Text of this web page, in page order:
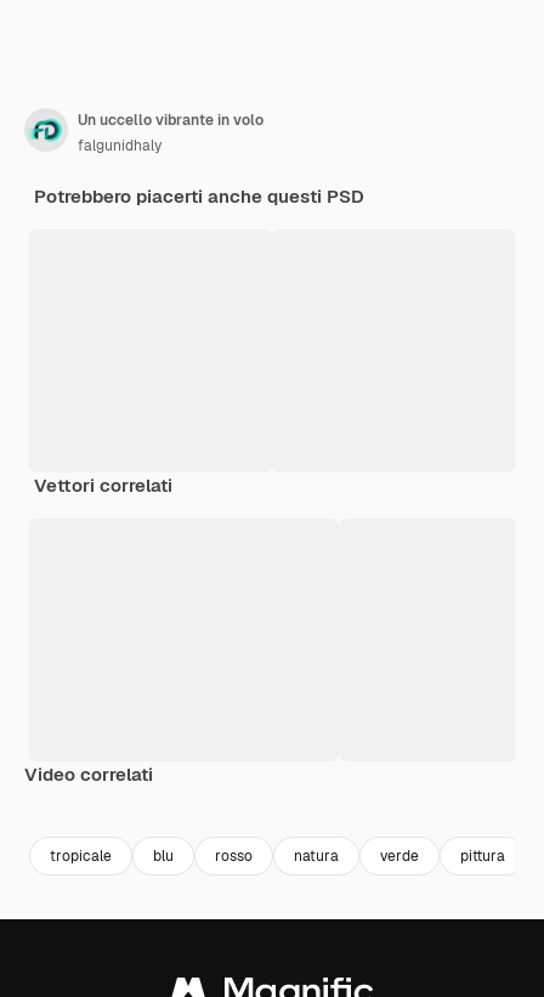
Un uccello vibrante in volo
falgunidhaly
Potrebbero piacerti anche questi PSD
Vettori correlati
Video correlati
tropicale blu rosso natura verde pittura